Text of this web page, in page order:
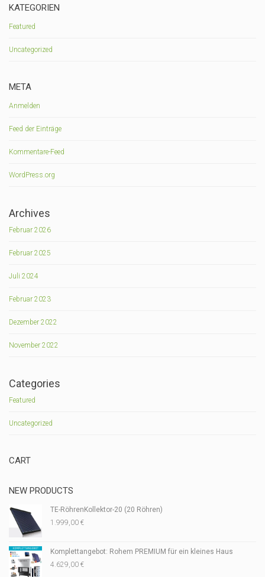
KATEGORIEN
Featured
Uncategorized
META
Anmelden
Feed der Einträge
Kommentare-Feed
WordPress.org
Archives
Februar 2026
Februar 2025
Juli 2024
Februar 2023
Dezember 2022
November 2022
Categories
Featured
Uncategorized
CART
NEW PRODUCTS
TE-RöhrenKollektor-20 (20 Röhren)
1.999,00 €
Komplettangebot: Rohem PREMIUM für ein kleines Haus
4.629,00 €